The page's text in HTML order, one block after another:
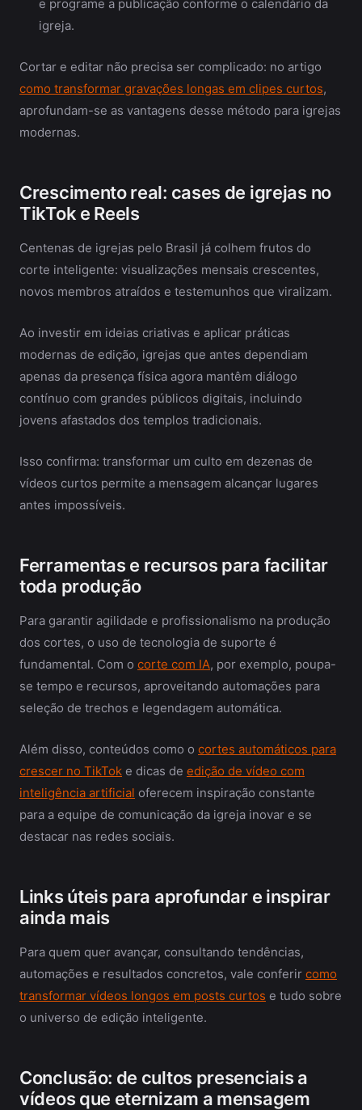
e programe a publicação conforme o calendário da
igreja.
Cortar e editar não precisa ser complicado: no artigo
como transformar gravações longas em clipes curtos,
aprofundam-se as vantagens desse método para igrejas
modernas.
Crescimento real: cases de igrejas no
TikTok e Reels
Centenas de igrejas pelo Brasil já colhem frutos do
corte inteligente: visualizações mensais crescentes,
novos membros atraídos e testemunhos que viralizam.
Ao investir em ideias criativas e aplicar práticas
modernas de edição, igrejas que antes dependiam
apenas da presença física agora mantêm diálogo
contínuo com grandes públicos digitais, incluindo
jovens afastados dos templos tradicionais.
Isso confirma: transformar um culto em dezenas de
vídeos curtos permite a mensagem alcançar lugares
antes impossíveis.
Ferramentas e recursos para facilitar
toda produção
Para garantir agilidade e profissionalismo na produção
dos cortes, o uso de tecnologia de suporte é
fundamental. Com o corte com IA, por exemplo, poupa-
se tempo e recursos, aproveitando automações para
seleção de trechos e legendagem automática.
Além disso, conteúdos como o cortes automáticos para
crescer no TikTok e dicas de edição de vídeo com
inteligência artificial oferecem inspiração constante
para a equipe de comunicação da igreja inovar e se
destacar nas redes sociais.
Links úteis para aprofundar e inspirar
ainda mais
Para quem quer avançar, consultando tendências,
automações e resultados concretos, vale conferir como
transformar vídeos longos em posts curtos e tudo sobre
o universo de edição inteligente.
Conclusão: de cultos presenciais a
vídeos que eternizam a mensagem